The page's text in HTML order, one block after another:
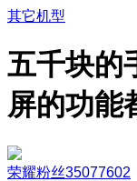
其它机型
五千块的
屏的功能
荣耀粉丝35077602